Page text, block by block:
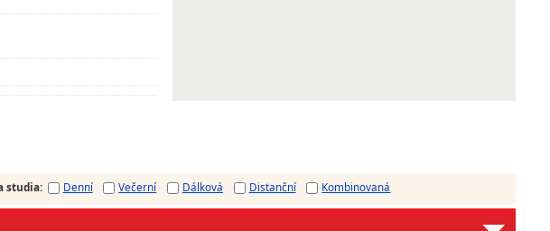
studia: Denní Večerní Dálková Distanční Kombinovaná